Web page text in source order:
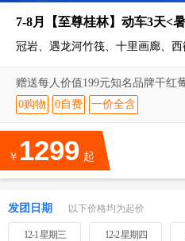
7-8月【至尊桂林】动车3天<
冠岩、遇龙河竹筏、十里画廊、西
赠送每人价值199元知名品牌干红
0购物
0自费 一价全含
￥ 1299 起
发团日期 以下价格均为起价
12-1 星期三 12-2 星期四